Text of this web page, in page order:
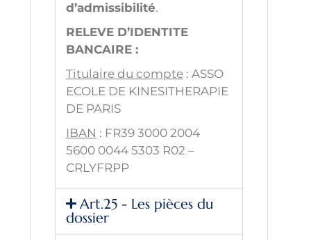
d’admissibilité.
RELEVE D’IDENTITE
BANCAIRE :
Titulaire du compte: ASSO
ECOLE DE KINESITHERAPIE
DE PARIS
IBAN : FR39 3000 2004
5600 0044 5303 R02 –
CRLYFRPP
Art.25 - Les pièces du
dossier